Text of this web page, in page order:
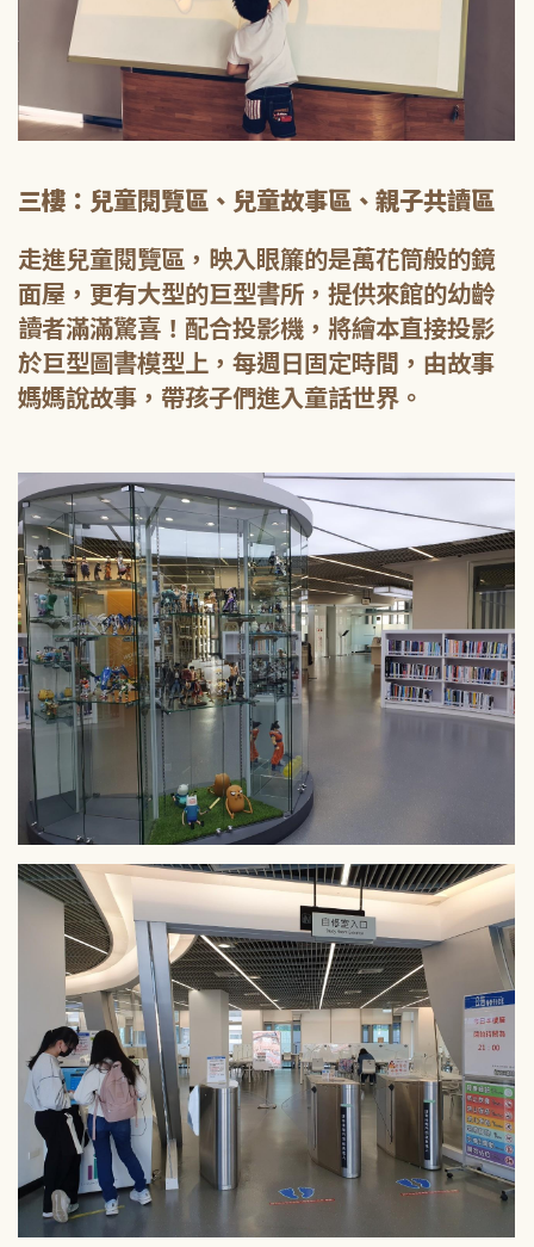
三樓：兒童閱覽區、兒童故事區、親子共讀區
走進兒童閱覽區，映入眼簾的是萬花筒般的鏡
面屋，更有大型的巨型書所，提供來館的幼齡
讀者滿滿驚喜！配合投影機，將繪本直接投影
於巨型圖書模型上，每週日固定時間，由故事
媽媽說故事，帶孩子們進入童話世界。